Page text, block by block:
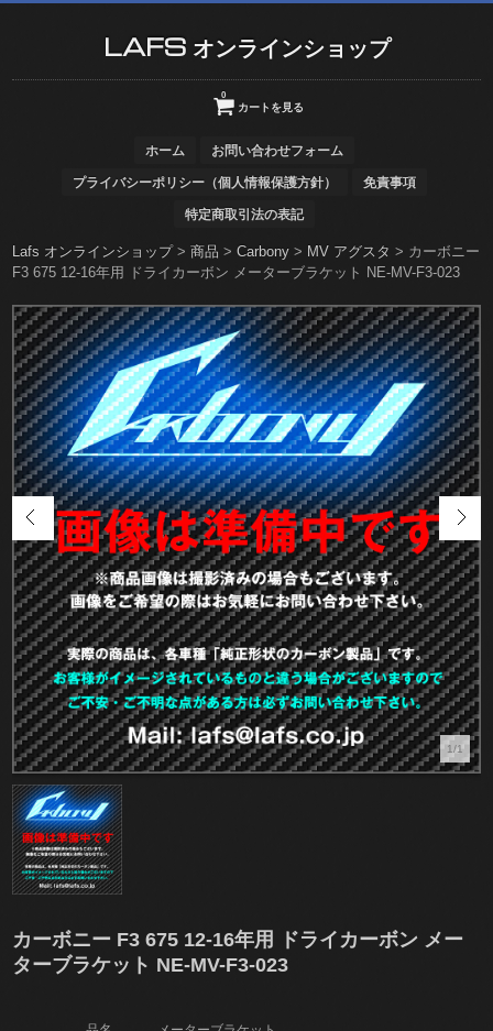
LAFS オンラインショップ
カートを見る
0
ホーム お問い合わせフォーム
プライバシーポリシー（個人情報保護方針） 免責事項
特定商取引法の表記
Lafs オンラインショップ>商品 >Carbony > MV アグスタ > カーボニー
F3 675 12-16年用 ドライカーボン メーターブラケット NE-MV-F3-023
1/1
カーボニー F3 675 12-16年用 ドライカーボン メー
ターブラケット NE-MV-F3-023